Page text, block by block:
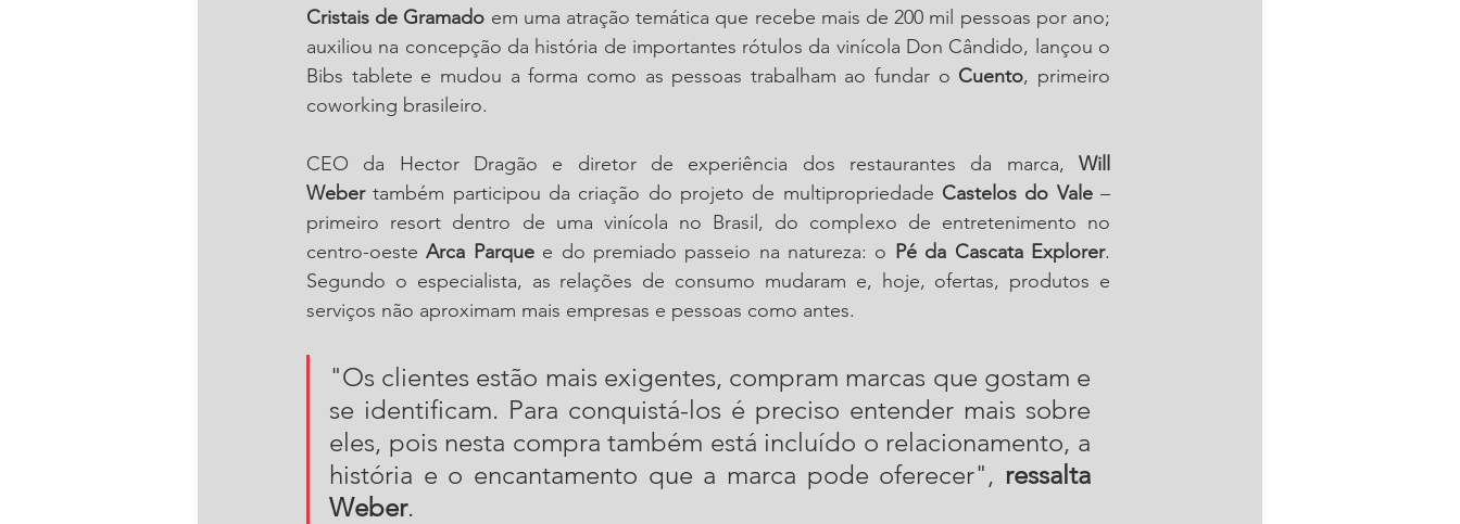
Cristais de Gramado em uma atração temática que recebe mais de 200 mil pessoas por ano;
auxiliou na concepção da história de importantes rótulos da vinícola Don Cândido, lançou o
Bibs tablete e mudou a forma como as pessoas trabalham ao fundar o Cuento, primeiro
coworking brasileiro.
CEO da Hector Dragão e diretor de experiência dos restaurantes da marca, Will
Weber também participou da criação do projeto de multipropriedade Castelos do Vale –
primeiro resort dentro de uma vinícola no Brasil, do complexo de entretenimento no
centro-oeste Arca Parque e do premiado passeio na natureza: o Pé da Cascata Explorer.
Segundo o especialista, as relações de consumo mudaram e, hoje, ofertas, produtos e
serviços não aproximam mais empresas e pessoas como antes.
"Os clientes estão mais exigentes, compram marcas que gostam e
se identificam. Para conquistá-los é preciso entender mais sobre
eles, pois nesta compra também está incluído o relacionamento, a
história e o encantamento que a marca pode oferecer", ressalta
Weber.